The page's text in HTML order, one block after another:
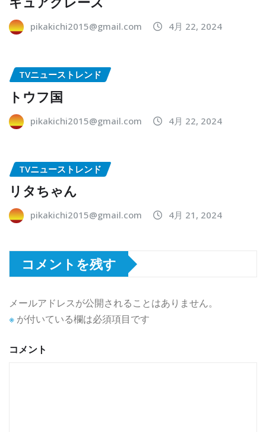
pikakichi2015@gmail.com 4月 22, 2024
TVニューストレンド
トウフ国
pikakichi2015@gmail.com 4月 22, 2024
TVニューストレンド
リタちゃん
pikakichi2015@gmail.com 4月 21, 2024
コメントを残す
メールアドレスが公開されることはありません。
※ が付いている欄は必須項目です
コメント